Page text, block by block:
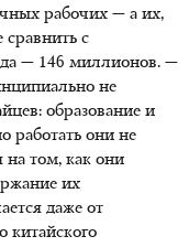
рабочих — а их,
с
— 146 миллионов. —
не
образование и
работать они не
на том, как они
их
даже от
китайского